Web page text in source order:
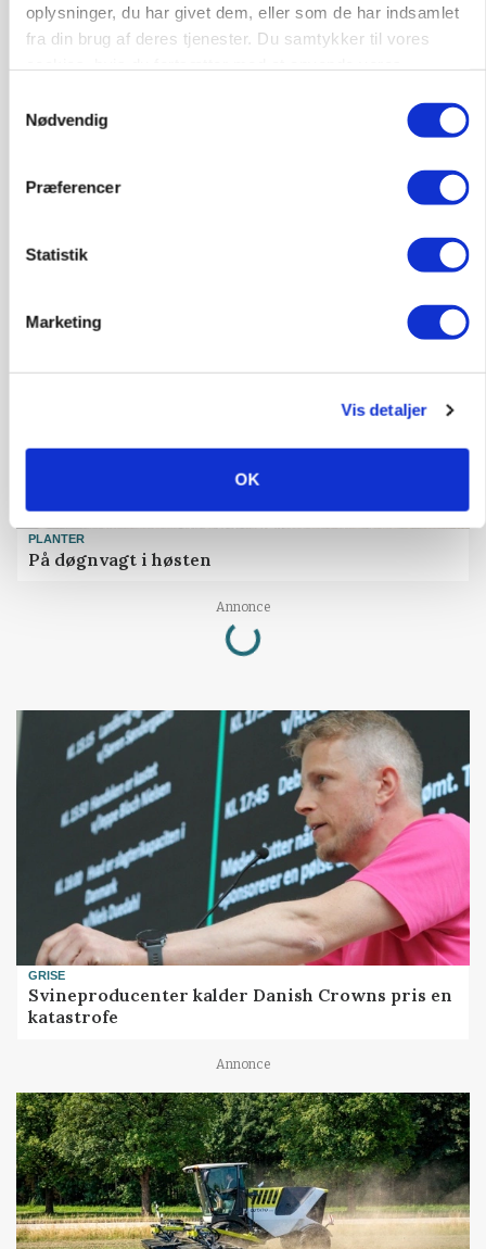
oplysninger, du har givet dem, eller som de har indsamlet
fra din brug af deres tjenester. Du samtykker til vores
Nødvendig
Præferencer
Statistik
Marketing
Vis detaljer
OK
MARKEDSFOKUS
PLANTER
På døgnvagt i høsten
Annonce
Loading...
GRISE
Svineproducenter kalder Danish Crowns pris en
katastrofe
Annonce